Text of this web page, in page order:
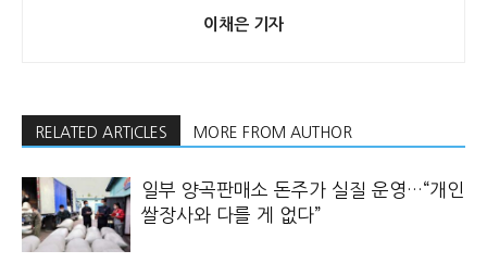
이채은 기자
RELATED ARTICLES MORE FROM AUTHOR
일부 양곡판매소 돈주가 실질 운영…“개인
쌀장사와 다를 게 없다”